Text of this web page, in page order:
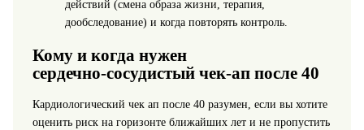
действий (смена образа жизни, терапия,
дообследование) и когда повторять контроль.
Кому и когда нужен
сердечно‑сосудистый чек‑ап после 40
Кардиологический чек ап после 40 разумен, если вы хотите
оценить риск на горизонте ближайших лет и не пропустить